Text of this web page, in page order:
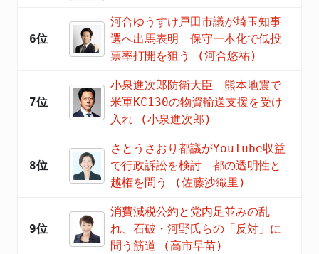
6位
河合ゆうすけ戸田市議が埼玉知事
選へ出馬表明 保守一本化で低投
票率打開を狙う (河合悠祐)
7位
小泉進次郎防衛大臣 熊本地震で
米軍KC130の物資輸送支援を受け
入れ (小泉進次郎)
8位
さとうさおり都議がYouTube収益
で行政訴訟を検討 都の透明性と
越権を問う (佐藤沙織里)
9位
消費減税公約と党内足並みの乱
れ、石破・河野氏らの「反対」に
問う筋道 (高市早苗)